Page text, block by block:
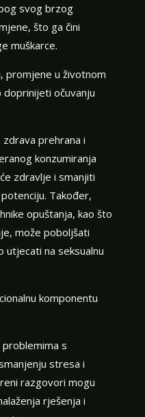
svog brzog
što ga čini
muškarce.
promjene u životnom
očuvanju
prehrana i
konzumiranja
zdravlje i smanjiti
Također,
opuštanja, kao što
može poboljšati
utjecati na seksualnu
komponentu
s
stresa i
razgovori mogu
rješenja i